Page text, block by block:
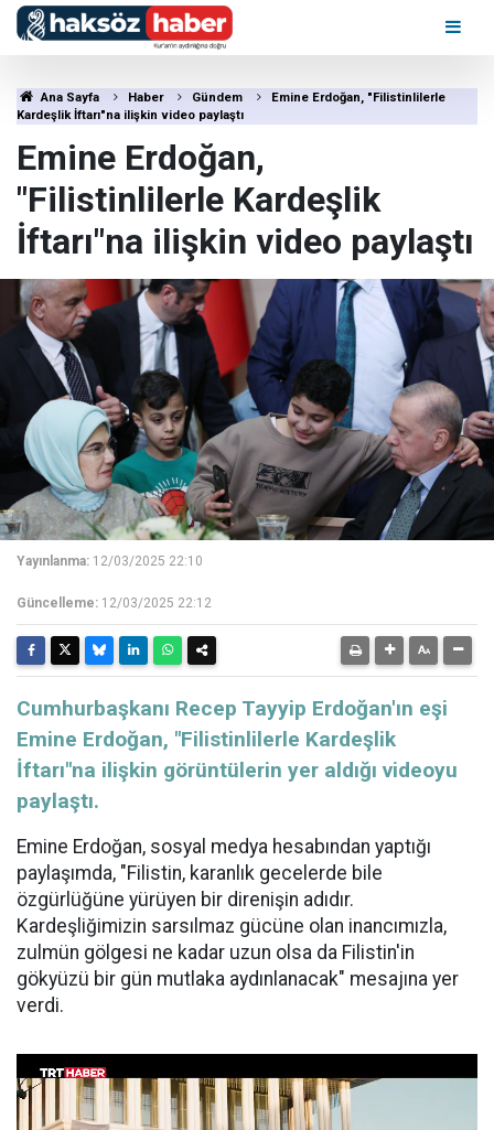
Ana Sayfa Haber Gündem
Emine Erdoğan, "Filistinlilerle
Kardeşlik İftarı"na ilişkin video paylaştı
Emine Erdoğan,
"Filistinlilerle Kardeşlik
İftarı"na ilişkin video paylaştı
Yayınlanma: 12/03/2025 22:10
Güncelleme: 12/03/2025 22:12
Cumhurbaşkanı Recep Tayyip Erdoğan'ın eşi
Emine Erdoğan, "Filistinlilerle Kardeşlik
İftarı"na ilişkin görüntülerin yer aldığı videoyu
paylaştı.
Emine Erdoğan, sosyal medya hesabından yaptığı
paylaşımda, "Filistin, karanlık gecelerde bile
özgürlüğüne yürüyen bir direnişin adıdır.
Kardeşliğimizin sarsılmaz gücüne olan inancımızla,
zulmün gölgesi ne kadar uzun olsa da Filistin'in
gökyüzü bir gün mutlaka aydınlanacak" mesajına yer
verdi.